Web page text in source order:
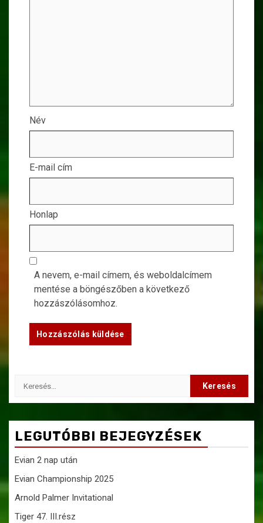
Név
E-mail cím
Honlap
A nevem, e-mail címem, és weboldalcímem
mentése a böngészőben a következő
hozzászólásomhoz.
Keresés:
LEGUTÓBBI BEJEGYZÉSEK
Evian 2 nap után
Evian Championship 2025
Arnold Palmer Invitational
Tiger 47. III.rész